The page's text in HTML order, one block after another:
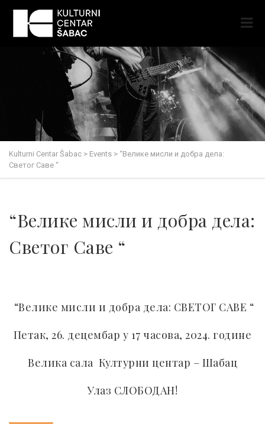
Kulturni Centar Šabac > Events > “Велике мисли и добра дела:
Светог Саве “
“Велике мисли и добра дела:
Светог Саве “
“Велике мисли и добра дела: СВ​ETОГ САВЕ “
​Петак, 26. децембар у 17 ​ч​асова, 2024. године
Велика ​ сала Културни центар – Шабац
Улаз СЛОБОДАН!